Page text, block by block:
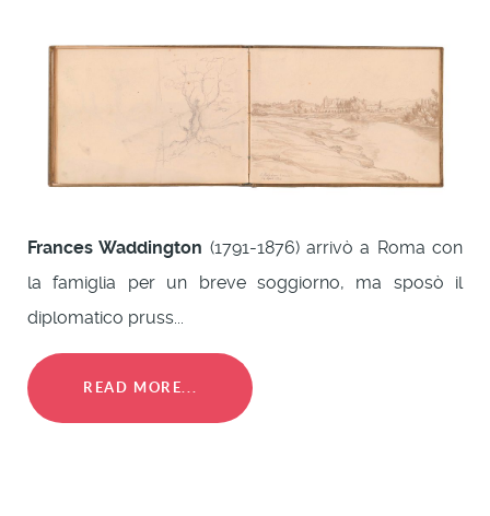
Frances Waddington (1791-1876) arrivò a Roma con
la famiglia per un breve soggiorno, ma sposò il
diplomatico pruss...
READ MORE...